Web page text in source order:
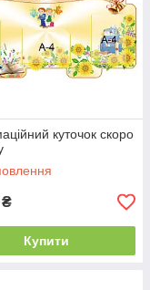
куточок скоро
₴
Купити